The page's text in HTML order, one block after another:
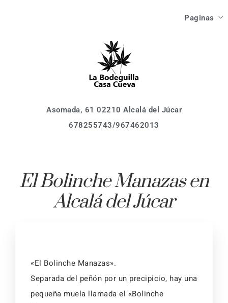
Paginas
Asomada, 61 02210 Alcalá del Júcar
678255743/967462013
Las
Alojamientos
678255743/967462013
El Bolinche Manazas en
Alcalá del Júcar
«El Bolinche Manazas».
Separada del peñón por un precipicio, hay una
pequeña muela llamada el «Bolinche